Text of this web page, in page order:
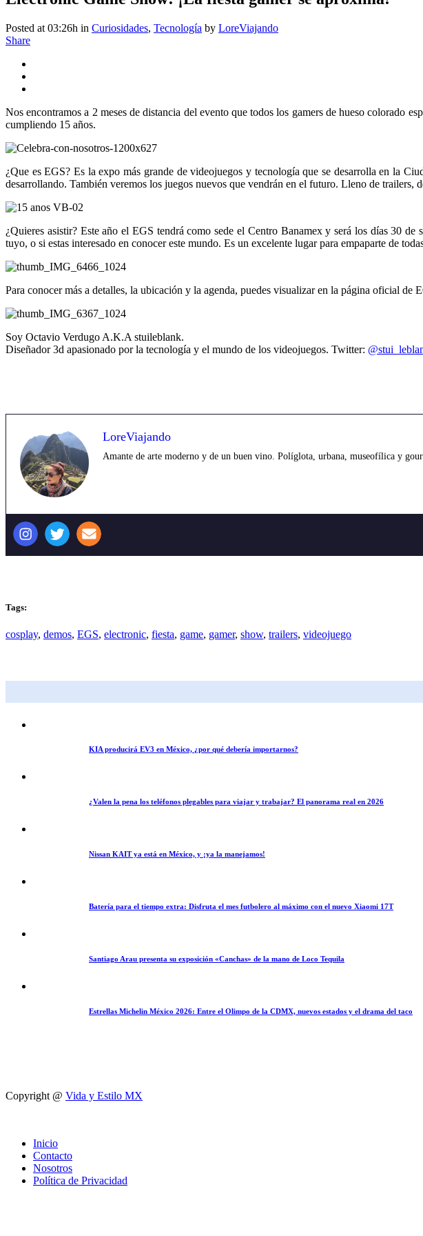
Posted at 03:26h in Curiosidades, Tecnología by LoreViajando
Share
Nos encontramos a 2 meses de distancia del evento que todos los gamers de hueso colorado
cumpliendo 15 años.
¿Que es EGS? Es la expo más grande de videojuegos y tecnología que se desarrolla en la
desarrollando. También veremos los juegos nuevos que vendrán en el futuro. Lleno de trailers,
¿Quieres asistir? Este año el EGS tendrá como sede el Centro Banamex y será los días 30
tuyo, o si estas interesado en conocer este mundo. Es un excelente lugar para empaparte de
Para conocer más a detalles, la ubicación y la agenda, puedes visualizar en la página oficial de
Soy Octavio Verdugo A.K.A stuileblank.
Diseñador 3d apasionado por la tecnología y el mundo de los videojuegos. Twitter:
LoreViajando
Amante de arte moderno y de un buen vino. Políglota, urbana, museofílica y
Tags:
cosplay, demos, EGS, electronic, fiesta, game, gamer, show, trailers, videojuego
KIA producirá EV3 en México, ¿por qué debería importarnos?
¿Valen la pena los teléfonos plegables para viajar y trabajar? El panorama real en 2026
Nissan KAIT ya está en México, y ¡ya la manejamos!
Batería para el tiempo extra: Disfruta el mes futbolero al máximo con el nuevo Xiaomi 17T
Santiago Arau presenta su exposición «Canchas» de la mano de Loco Tequila
Estrellas Michelin México 2026: Entre el Olimpo de la CDMX, nuevos estados y el drama del taco
Copyright @ Vida y Estilo MX
Inicio
Contacto
Nosotros
Política de Privacidad